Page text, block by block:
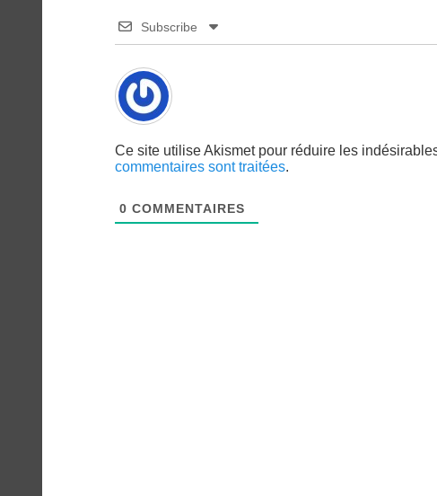
Subscribe
Ce site utilise Akismet pour réduire les
commentaires sont traitées.
0 COMMENTAIRES